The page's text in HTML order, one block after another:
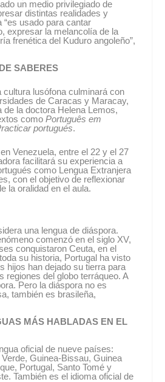
un medio privilegiado de
distintas realidades y
usado para cantar
expresar la melancolía de la
frenética del Kuduro angoleño”,
SABERES
cultura lusófona culminará con
de Caracas y Maracay,
de la doctora Helena Lemos,
comoPortuguês em
portugués.
Venezuela, entre el 22 y el 27
facilitará su experiencia a
como Lengua Extranjera
con el objetivo de reflexionar
la oralidad en el aula.
una lengua de diáspora.
comenzó en el siglo XV,
conquistaron Ceuta, en el
su historia, Portugal ha visto
hijos han dejado su tierra para
regiones del globo terráqueo. A
Pero la diáspora no es
también es brasileña,
MÁS HABLADAS EN EL
oficial de nueve países:
Guinea-Bissau, Guinea
Portugal, Santo Tomé y
También es el idioma oficial de